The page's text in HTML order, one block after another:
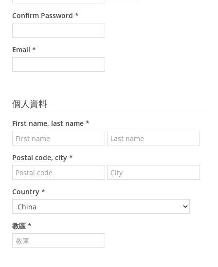
Confirm Password *
Email *
個人資料
First name, last name *
Postal code, city *
Country *
教區 *